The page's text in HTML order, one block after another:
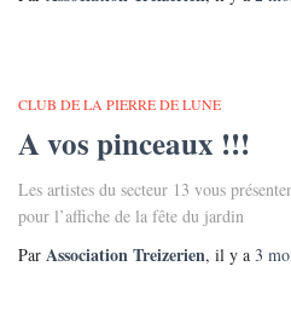
CLUB DE LA PIERRE DE LUNE
A vos pinceaux !!!
Les artistes du secteur 13 vous
pour l’affiche de la fête du jardin
Par Association Treizerien, il y a 3